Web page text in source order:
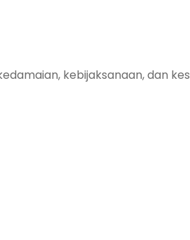
kebijaksanaan, dan